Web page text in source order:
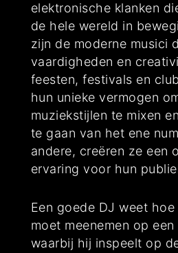
elektronische klanken
de hele wereld in
zijn de moderne musici
vaardigheden en
feesten, festivals en
hun unieke vermogen
muziekstijlen te mixen
te gaan van het ene
andere, creëren ze een
ervaring voor hun
Een goede DJ weet
moet meenemen op
waarbij hij inspeelt op